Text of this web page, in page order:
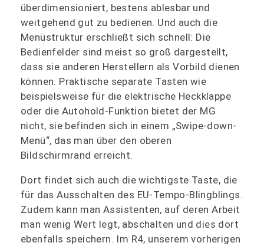
überdimensioniert, bestens ablesbar und
weitgehend gut zu bedienen. Und auch die
Menüstruktur erschließt sich schnell: Die
Bedienfelder sind meist so groß dargestellt,
dass sie anderen Herstellern als Vorbild dienen
können. Praktische separate Tasten wie
beispielsweise für die elektrische Heckklappe
oder die Autohold-Funktion bietet der MG
nicht, sie befinden sich in einem „Swipe-down-
Menü“, das man über den oberen
Bildschirmrand erreicht.
Dort findet sich auch die wichtigste Taste, die
für das Ausschalten des EU-Tempo-Blingblings.
Zudem kann man Assistenten, auf deren Arbeit
man wenig Wert legt, abschalten und dies dort
ebenfalls speichern. Im R4, unserem vorherigen